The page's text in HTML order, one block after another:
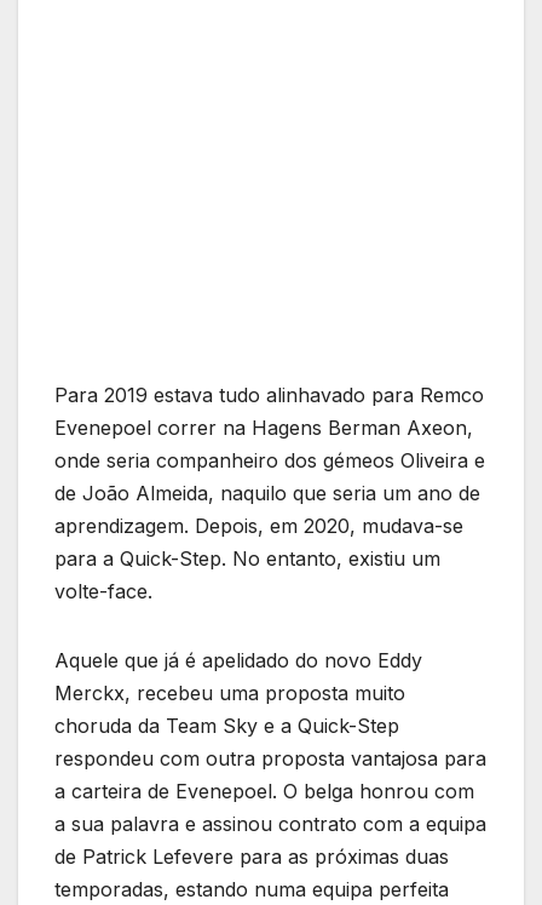
Para 2019 estava tudo alinhavado para Remco
Evenepoel correr na Hagens Berman Axeon,
onde seria companheiro dos gémeos Oliveira e
de João Almeida, naquilo que seria um ano de
aprendizagem. Depois, em 2020, mudava-se
para a Quick-Step. No entanto, existiu um
volte-face.
Aquele que já é apelidado do novo Eddy
Merckx, recebeu uma proposta muito
choruda da Team Sky e a Quick-Step
respondeu com outra proposta vantajosa para
a carteira de Evenepoel. O belga honrou com
a sua palavra e assinou contrato com a equipa
de Patrick Lefevere para as próximas duas
temporadas, estando numa equipa perfeita